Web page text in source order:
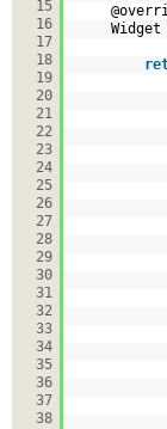
15
16
17
18
19
20
21
22
23
24
25
26
27
28
29
30
31
32
33
34
35
36
37
38